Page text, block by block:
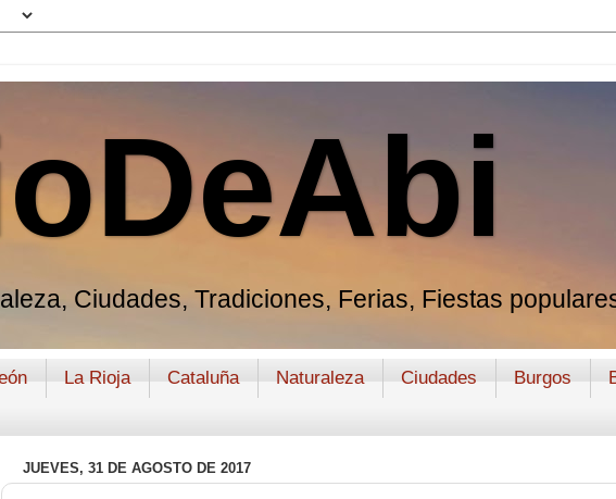
Ciudades, Tradiciones, Ferias, Fiestas
La Rioja Cataluña Naturaleza Ciudades Burgos
JUEVES, 31 DE AGOSTO DE 2017